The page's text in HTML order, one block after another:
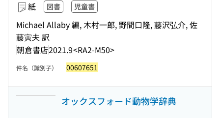
紙 図書 児童書
Michael Allaby 編, 木村一郎, 野間口隆, 藤沢弘介, 佐
藤寅夫 訳
朝倉書店2021.9<RA2-M50>
件名（識別子） 00607651
オックスフォード動物学辞典